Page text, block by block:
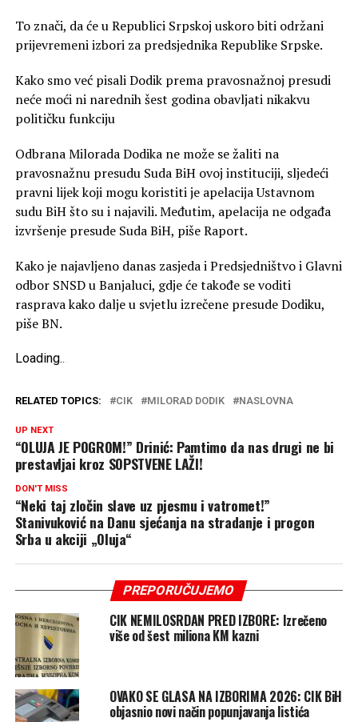
To znači, da će u Republici Srpskoj uskoro biti održani
prijevremeni izbori za predsjednika Republike Srpske.
Kako smo već pisali Dodik prema pravosnažnoj presudi
neće moći ni narednih šest godina obavljati nikakvu
političku funkciju
Odbrana Milorada Dodika ne može se žaliti na
pravosnažnu presudu Suda BiH ovoj instituciji, sljedeći
pravni lijek koji mogu koristiti je apelacija Ustavnom
sudu BiH što su i najavili. Međutim, apelacija ne odgađa
izvršenje presude Suda BiH, piše Raport.
Kako je najavljeno danas zasjeda i Predsjedništvo i Glavni
odbor SNSD u Banjaluci, gdje će takođe se voditi
rasprava kako dalje u svjetlu izrečene presude Dodiku,
piše BN.
Loading...
RELATED TOPICS: CIK MILORAD DODIK NASLOVNA
UP NEXT
“OLUJA JE POGROM!” Drinić: Pamtimo da nas drugi ne bi
prestavljai kroz SOPSTVENE LAŽI!
DON'T MISS
“Neki taj zločin slave uz pjesmu i vatromet!”
Stanivuković na Danu sjećanja na stradanje i progon
Srba u akciji „Oluja“
PREPORUČUJEMO
CIK NEMILOSRDAN PRED IZBORE: Izrečeno
više od šest miliona KM kazni
OVAKO SE GLASA NA IZBORIMA 2026: CIK BiH
objasnio novi način popunjavanja listića